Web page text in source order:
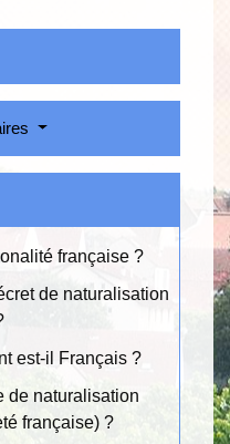
française ?
de naturalisation
est-il Français ?
de naturalisation
française) ?